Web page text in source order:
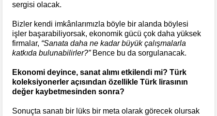
sergisi olacak.
Bizler kendi imkânlarımızla böyle bir alanda böylesi
işler başarabiliyorsak, ekonomik gücü çok daha yüksek
firmalar, “Sanata daha ne kadar büyük çalışmalarla
katkıda bulunabilirler?”Bence bu da sorgulanacak.
Ekonomi deyince, sanat alımı etkilendi mi? Türk
koleksiyonerler açısından özellikle Türk lirasının
değer kaybetmesinden sonra?
Sonuçta sanatı bir lüks bir meta olarak görecek olursak